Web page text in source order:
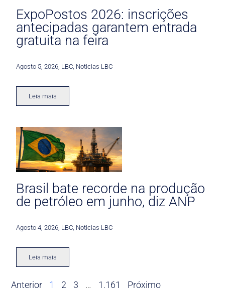
ExpoPostos 2026: inscrições
antecipadas garantem entrada
gratuita na feira
Agosto 5, 2026 LBC Noticias LBC
Leia mais
Brasil bate recorde na produção
de petróleo em junho, diz ANP
Agosto 4, 2026 LBC Noticias LBC
Leia mais
Anterior 1 2 3 … 1.161 Próximo